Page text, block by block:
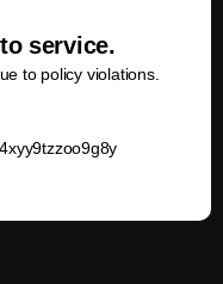
service.
to policy violations.